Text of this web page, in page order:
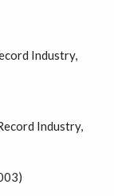
Industry,
Industry,